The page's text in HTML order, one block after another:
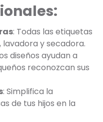
: Todas las etiquetas
y secadora.
diseños ayudan a
reconozcan sus
: Simplifica la
de tus hijos en la